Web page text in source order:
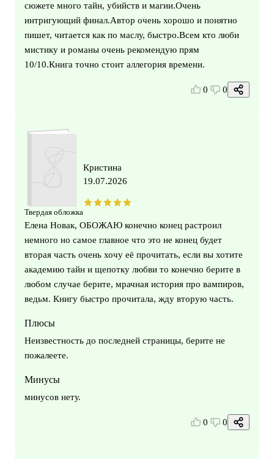
сюжете много тайн, убийств и магии.Очень
интригующий финал.Автор очень хорошо и понятно
пишет, читается как по маслу, быстро.Всем кто люби
мистику и романы очень рекомендую прям
10/10.Книга точно стоит аллегория времени.
0 0
Твердая обложка
Кристина
19.07.2026
Елена Новак, ОБОЖАЮ конечно конец растроил
немного но самое главное что это не конец будет
вторая часть очень хочу её прочитать, если вы хотите
академию тайн и щепотку любви то конечно берите в
любом случае берите, мрачная история про вампиров,
ведьм. Книгу быстро прочитала, жду вторую часть.
Плюсы
Неизвестность до последней страницы, берите не
пожалеете.
Минусы
минусов нету.
0 0